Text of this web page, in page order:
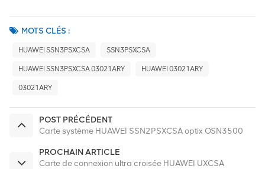
MOTS CLÉS :
HUAWEI SSN3PSXCSA SSN3PSXCSA
HUAWEI SSN3PSXCSA 03021ARY HUAWEI 03021ARY
03021ARY
POST PRÉCÉDENT
Carte système HUAWEI SSN2PSXCSA optix OSN3500
PROCHAIN ARTICLE
Carte de connexion ultra croisée HUAWEI UXCSA